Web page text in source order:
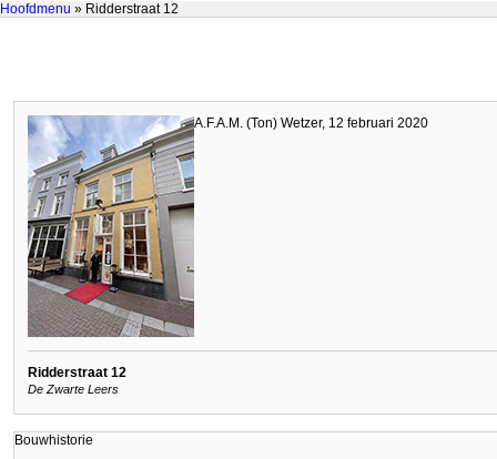
Hoofdmenu » Ridderstraat 12
A.F.A.M. (Ton) Wetzer, 12 februari 2020
Ridderstraat 12
De Zwarte Leers
Bouwhistorie